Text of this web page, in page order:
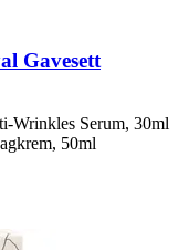
Gavesett
Wrinkles Serum, 30ml
50ml